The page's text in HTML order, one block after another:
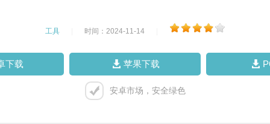
工具 时间：2024-11-14
下载 苹果下载
安卓市场，安全绿色